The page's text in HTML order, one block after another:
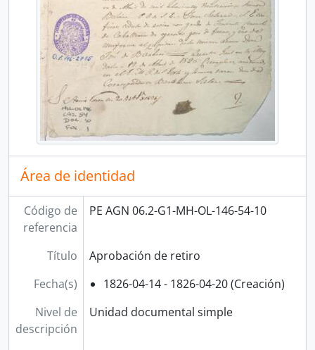
Área de identidad
Código de
referencia
PE AGN 06.2-G1-MH-OL-146-54-10
Título
Aprobación de retiro
Fecha(s)
1826-04-14 - 1826-04-20 (Creación)
Nivel de
descripción
Unidad documental simple